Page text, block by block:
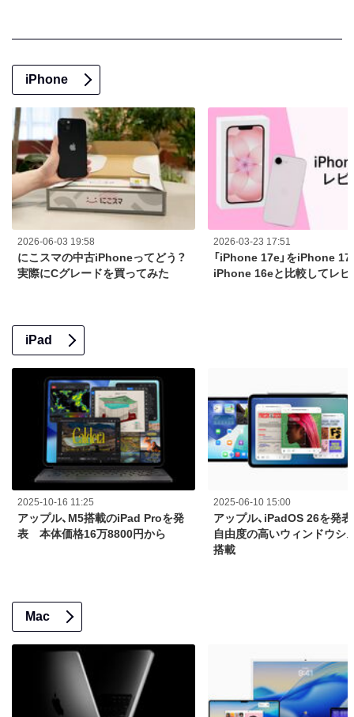
iPhone
2026-06-03 19:58
にこスマの中古iPhoneってどう？
実際にCグレードを買ってみた
2026-03-23 17:51
「iPhone 17e」をiPhone 17
iPhone 16eと比較してレビ
iPad
2025-10-16 11:25
アップル、M5搭載のiPad Proを発
表 本体価格16万8800円から
2025-06-10 15:00
アップル、iPadOS 26を発
自由度の高いウィンドウシ
搭載
Mac